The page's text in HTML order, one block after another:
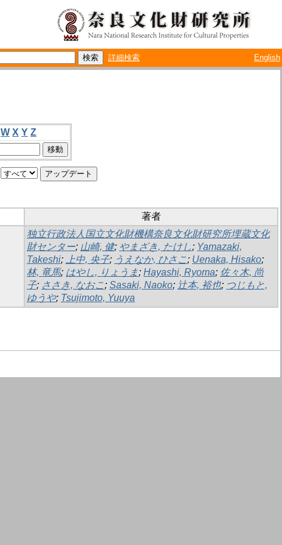
詳細検索 English
W X Y Z
著者
独立行政法人国立文化財機構奈良文化財研究所埋蔵文化
財センター; 山崎, 健; やまざき, たけし; Yamazaki,
Takeshi; 上中, 央子; うえなか, ひさこ; Uenaka, Hisako;
林, 竜馬; はやし, りょうま; Hayashi, Ryoma; 佐々木, 尚
子; ささき, なおこ; Sasaki, Naoko; 辻本, 裕也; つじもと,
ゆうや; Tsujimoto, Yuuya